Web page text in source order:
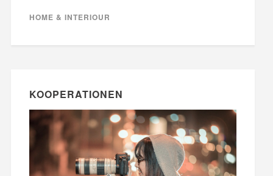
HOME & INTERIOUR
KOOPERATIONEN